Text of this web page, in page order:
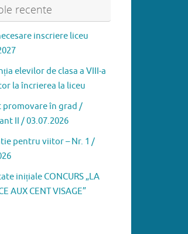
recente
inscriere liceu
elevilor de clasa a VIII-a
la încrierea la liceu
promovare în grad /
II / 03.07.2026
pentru viitor – Nr. 1 /
inițiale CONCURS „LA
AUX CENT VISAGE”